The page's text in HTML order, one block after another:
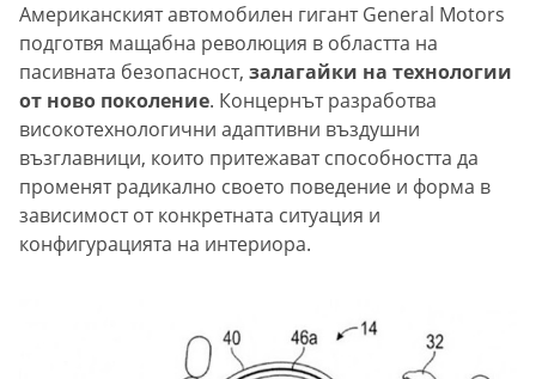
Американският автомобилен гигант General Motors
подготвя мащабна революция в областта на
пасивната безопасност, залагайки на технологии
от ново поколение. Концернът разработва
високотехнологични адаптивни въздушни
възглавници, които притежават способността да
променят радикално своето поведение и форма в
зависимост от конкретната ситуация и
конфигурацията на интериора.